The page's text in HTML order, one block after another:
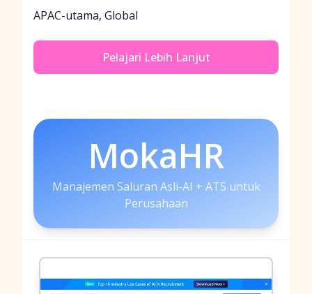
APAC-utama, Global
Pelajari Lebih Lanjut
MokaHR
Manajemen Saluran Asli-AI + ATS untuk
Perusahaan